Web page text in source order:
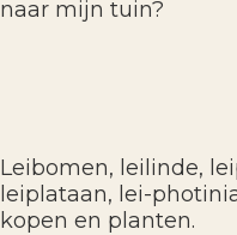
naar mijn tuin?
Leibomen, leilinde,
leiplataan, lei-
kopen en planten.